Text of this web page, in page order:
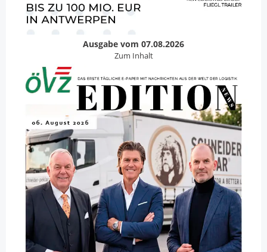
Ausgabe vom 07.08.2026
Zum Inhalt